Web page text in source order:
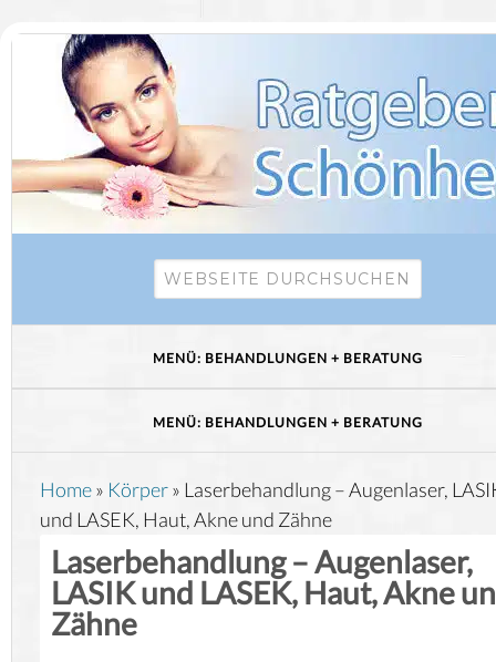
Home» Körper» Laserbehandlung – Augenlaser,
und LASEK, Haut, Akne und Zähne
Laserbehandlung – Augenlaser,
LASIK und LASEK, Haut, Akne
Zähne